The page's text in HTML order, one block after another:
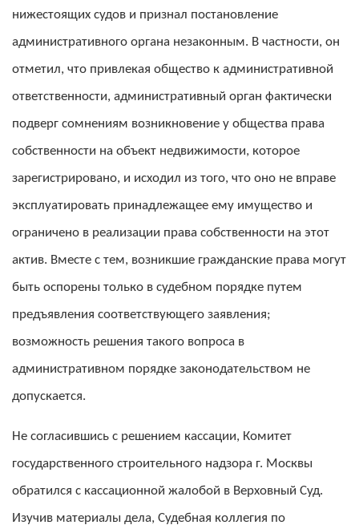
нижестоящих судов и признал постановление
административного органа незаконным. В частности, он
отметил, что привлекая общество к административной
ответственности, административный орган фактически
подверг сомнениям возникновение у общества права
собственности на объект недвижимости, которое
зарегистрировано, и исходил из того, что оно не вправе
эксплуатировать принадлежащее ему имущество и
ограничено в реализации права собственности на этот
актив. Вместе с тем, возникшие гражданские права могут
быть оспорены только в судебном порядке путем
предъявления соответствующего заявления;
возможность решения такого вопроса в
административном порядке законодательством не
допускается.
Не согласившись с решением кассации, Комитет
государственного строительного надзора г. Москвы
обратился с кассационной жалобой в Верховный Суд.
Изучив материалы дела, Судебная коллегия по